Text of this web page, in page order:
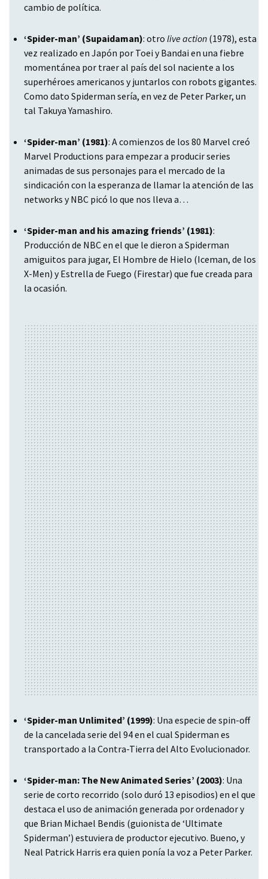
cambio de política.
‘Spider-man’ (Supaidaman): otro live action (1978), esta
vez realizado en Japón por Toei y Bandai en una fiebre
momentánea por traer al país del sol naciente a los
superhéroes americanos y juntarlos con robots gigantes.
Como dato Spiderman sería, en vez de Peter Parker, un
tal Takuya Yamashiro.
‘Spider-man’ (1981): A comienzos de los 80 Marvel creó
Marvel Productions para empezar a producir series
animadas de sus personajes para el mercado de la
sindicación con la esperanza de llamar la atención de las
networks yNBC picó lo que nos lleva a…
‘Spider-man and his amazing friends’ (1981):
Producción de NBCen el que le dieron a Spiderman
amiguitos para jugar, El Hombre de Hielo (Iceman, de los
X-Men) y Estrella de Fuego (Firestar) que fue creada para
la ocasión.
‘Spider-man Unlimited’ (1999): Una especie de spin-off
de la cancelada serie del 94 en el cual Spiderman es
transportado a la Contra-Tierra del Alto Evolucionador.
‘Spider-man: The New Animated Series’ (2003): Una
serie de corto recorrido (solo duró 13 episodios) en el que
destaca el uso de animación generada por ordenador y
que Brian Michael Bendis (guionista de ‘Ultimate
Spiderman’) estuviera de productor ejecutivo. Bueno, y
Neal Patrick Harris era quien ponía la voz a Peter Parker.